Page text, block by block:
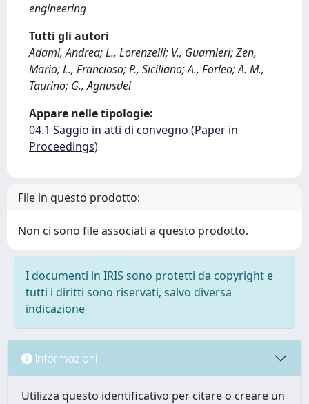
engineering
Tutti gli autori
Adami, Andrea; L., Lorenzelli; V., Guarnieri; Zen,
Mario; L., Francioso; P., Siciliano; A., Forleo; A. M.,
Taurino; G., Agnusdei
Appare nelle tipologie:
04.1 Saggio in atti di convegno (Paper in
Proceedings)
File in questo prodotto:
Non ci sono file associati a questo prodotto.
I documenti in IRIS sono protetti da copyright e
tutti i diritti sono riservati, salvo diversa
indicazione
Informazioni
Utilizza questo identificativo per citare o creare un